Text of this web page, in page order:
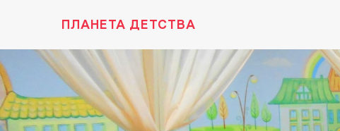
ПЛАНЕТА ДЕТСТВА